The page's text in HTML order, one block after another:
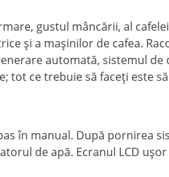
gustul mâncării, al
și a mașinilor de cafea.
automată, sistemul de
ce trebuie să faceți este
în manual. După pornirea
de apă. Ecranul LCD